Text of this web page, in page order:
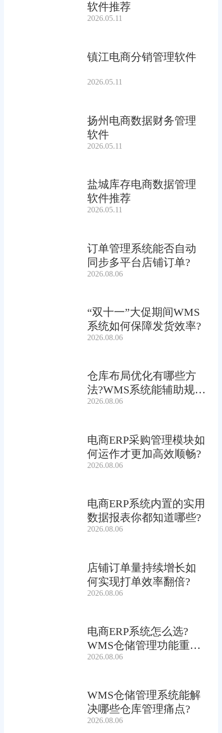
软件推荐
2026.05.11
镇江电商分销管理软件
2026.05.11
扬州电商数据财务管理
软件
2026.05.11
盐城库存电商数据管理
软件推荐
2026.05.11
订单管理系统能否自动
同步多平台店铺订单?
2026.08.06
“双十一”大促期间WMS
系统如何保障发货效率?
2026.08.06
仓库布局优化有哪些方
法?WMS系统能辅助规划
吗?
2026.08.06
电商ERP采购管理模块如
何运作才更加高效顺畅?
2026.08.06
电商ERP系统内置的实用
数据报表你都知道哪些?
2026.08.06
店铺订单量持续增长如
何实现打单效率翻倍?
2026.08.06
电商ERP系统怎么选?
WMS仓储管理功能重要
吗?
2026.08.06
WMS仓储管理系统能解
决哪些仓库管理痛点?
2026.08.06